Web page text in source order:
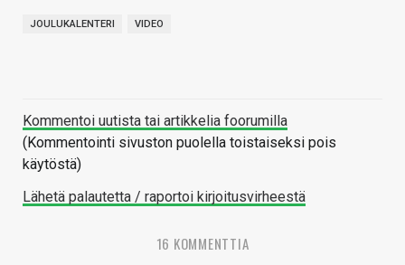
JOULUKALENTERI VIDEO
Kommentoi uutista tai artikkelia foorumilla
(Kommentointi sivuston puolella toistaiseksi pois
käytöstä)
Lähetä palautetta / raportoi kirjoitusvirheestä
16 KOMMENTTIA